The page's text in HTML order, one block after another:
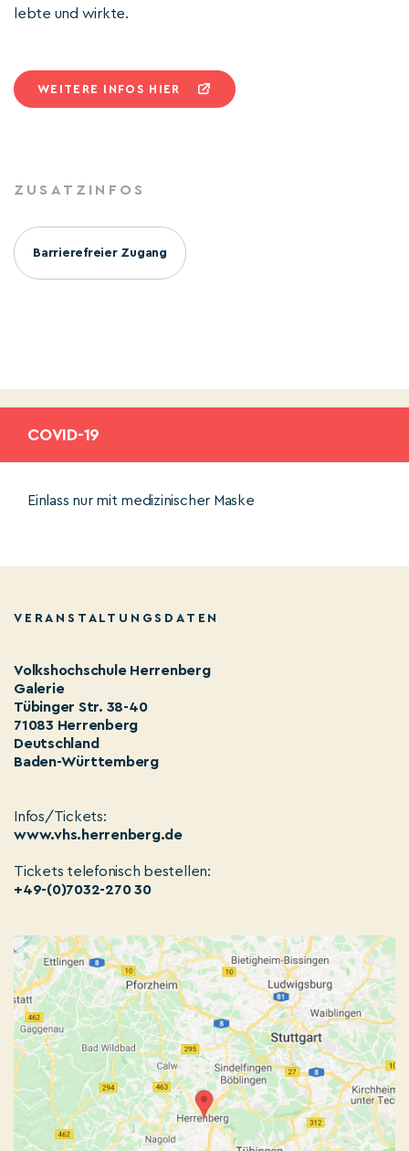
lebte und wirkte.
WEITERE INFOS HIER
ZUSATZINFOS
Barrierefreier Zugang
COVID-19
Einlass nur mit medizinischer Maske
VERANSTALTUNGSDATEN
Volkshochschule Herrenberg
Galerie
Tübinger Str. 38-40
71083 Herrenberg
Deutschland
Baden-Württemberg
Infos/Tickets:
www.vhs.herrenberg.de
Tickets telefonisch bestellen:
+49-(0)7032-270 30